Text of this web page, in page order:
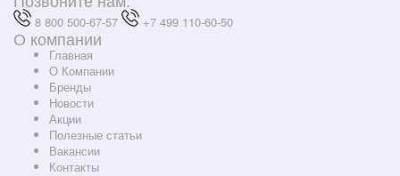
8 800 500-67-57 +7 499 110-60-50
О компании
Главная
О Компании
Бренды
Новости
Акции
Полезные статьи
Вакансии
Контакты